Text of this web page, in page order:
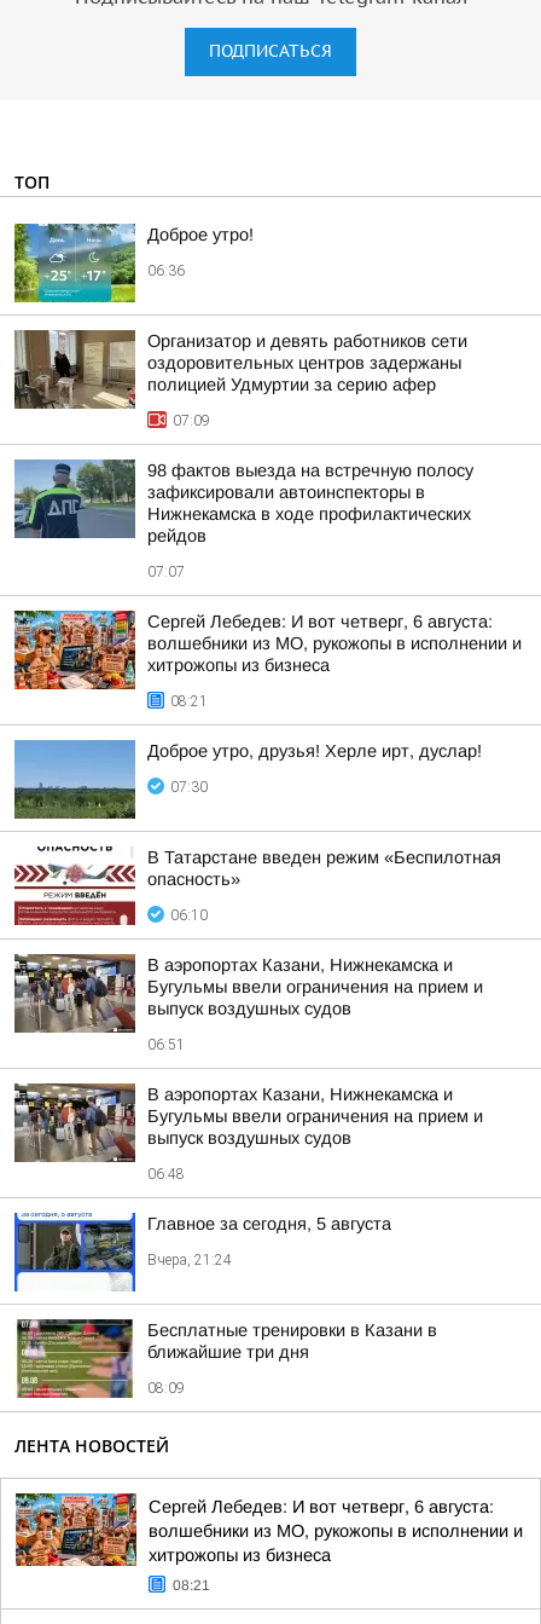
ПОДПИСАТЬСЯ
ТОП
Доброе утро!
06:36
Организатор и девять работников сети
оздоровительных центров задержаны
полицией Удмуртии за серию афер
07:09
98 фактов выезда на встречную полосу
зафиксировали автоинспекторы в
Нижнекамска в ходе профилактических
рейдов
07:07
Сергей Лебедев: И вот четверг, 6 августа:
волшебники из МО, рукожопы в исполнении и
хитрожопы из бизнеса
08:21
Доброе утро, друзья! Херле ирт, дуслар!
07:30
В Татарстане введен режим «Беспилотная
опасность»
06:10
В аэропортах Казани, Нижнекамска и
Бугульмы ввели ограничения на прием и
выпуск воздушных судов
06:51
В аэропортах Казани, Нижнекамска и
Бугульмы ввели ограничения на прием и
выпуск воздушных судов
06:48
Главное за сегодня, 5 августа
Вчера, 21:24
Бесплатные тренировки в Казани в
ближайшие три дня
08:09
ЛЕНТА НОВОСТЕЙ
Сергей Лебедев: И вот четверг, 6 августа:
волшебники из МО, рукожопы в исполнении и
хитрожопы из бизнеса
08:21